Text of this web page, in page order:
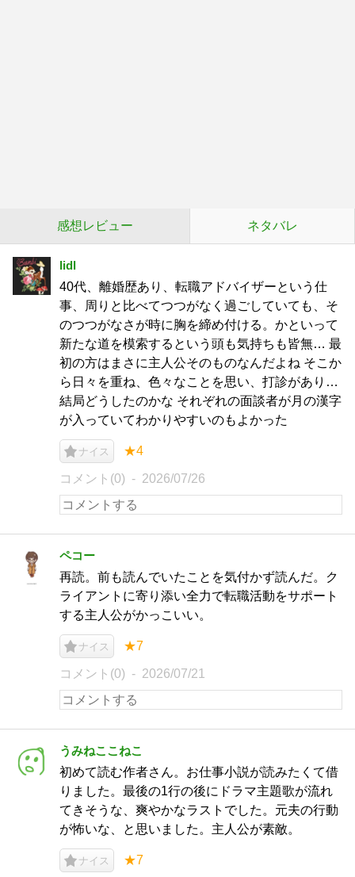
感想レビュー ネタバレ
lidl
40代、離婚歴あり、転職アドバイザーという仕
事、周りと比べてつつがなく過ごしていても、そ
のつつがなさが時に胸を締め付ける。かといって
新たな道を模索するという頭も気持ちも皆無… 最
初の方はまさに主人公そのものなんだよね そこか
ら日々を重ね、色々なことを思い、打診があり…
結局どうしたのかな それぞれの面談者が月の漢字
が入っていてわかりやすいのもよかった
ナイス ★4
コメント(0) 2026/07/26
ペコー
再読。前も読んでいたことを気付かず読んだ。ク
ライアントに寄り添い全力で転職活動をサポート
する主人公がかっこいい。
ナイス ★7
コメント(0) 2026/07/21
うみねここねこ
初めて読む作者さん。お仕事小説が読みたくて借
りました。最後の1行の後にドラマ主題歌が流れ
てきそうな、爽やかなラストでした。元夫の行動
が怖いな、と思いました。主人公が素敵。
ナイス ★7